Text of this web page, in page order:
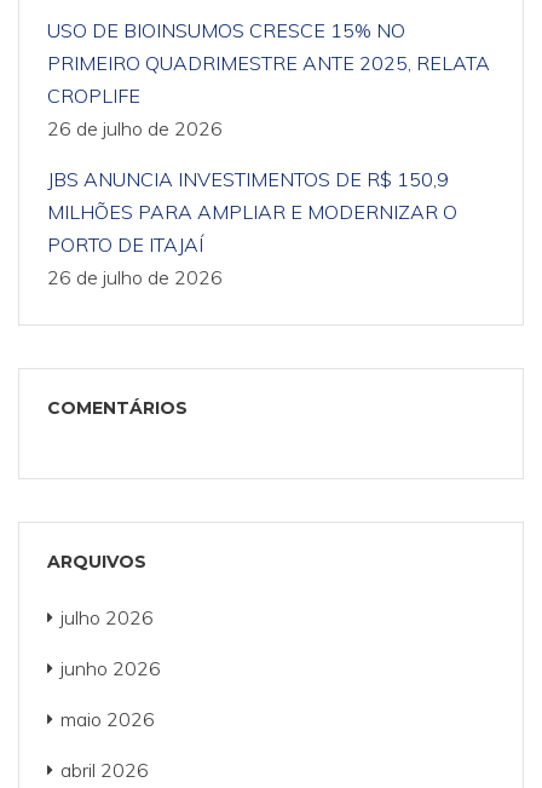
USO DE BIOINSUMOS CRESCE 15% NO
PRIMEIRO QUADRIMESTRE ANTE 2025, RELATA
CROPLIFE
26 de julho de 2026
JBS ANUNCIA INVESTIMENTOS DE R$ 150,9
MILHÕES PARA AMPLIAR E MODERNIZAR O
PORTO DE ITAJAÍ
26 de julho de 2026
COMENTÁRIOS
ARQUIVOS
julho 2026
junho 2026
maio 2026
abril 2026